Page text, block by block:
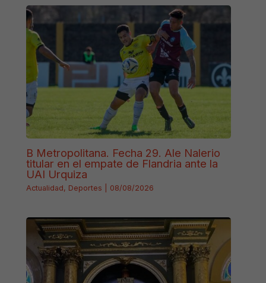
B Metropolitana. Fecha 29. Ale Nalerio
titular en el empate de Flandria ante la
UAI Urquiza
Actualidad, Deportes 08/08/2026